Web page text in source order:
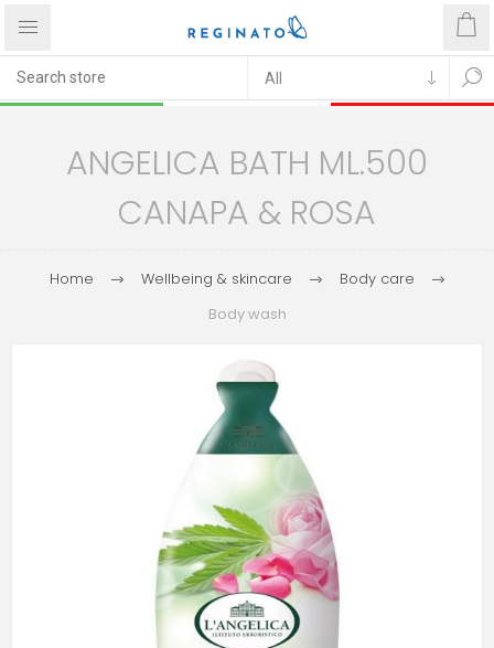
ANGELICA BATH ML.500
CANAPA & ROSA
Home Wellbeing & skincare
Body care
Body wash